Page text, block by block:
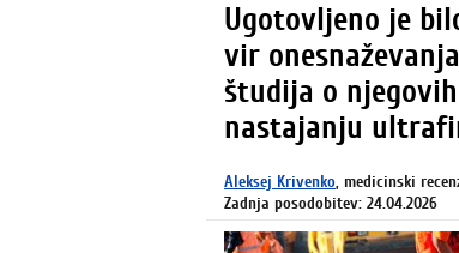
Ugotovljeno je
vir
študija o
nastajanju
Aleksej Krivenko, medicinski
Zadnja posodobitev: 24.04.2026